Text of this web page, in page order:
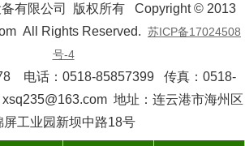
备有限公司 版权所有 Copyright © 2013
All Rights Reserved. 苏ICP备17024508
号-4
电话：0518-85857399 传真：0518-
地址：连云港市海州区
屏工业园新坝中路18号